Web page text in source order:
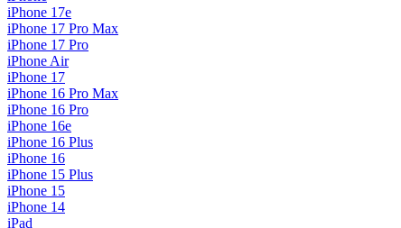
iPhone 17e
iPhone 17 Pro Max
iPhone 17 Pro
iPhone Air
iPhone 17
iPhone 16 Pro Max
iPhone 16 Pro
iPhone 16e
iPhone 16 Plus
iPhone 16
iPhone 15 Plus
iPhone 15
iPhone 14
iPad